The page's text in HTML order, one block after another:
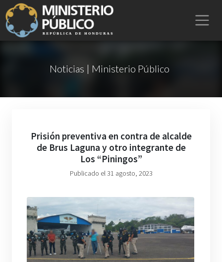
Noticias | Ministerio Público
Prisión preventiva en contra de alcalde
de Brus Laguna y otro integrante de
Los “Piningos”
Publicado el 31 agosto, 2023